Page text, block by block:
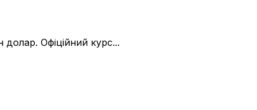
Офіційний курс...